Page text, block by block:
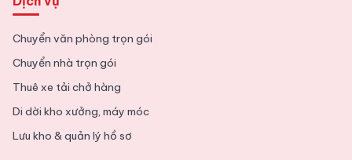
Chuyển văn phòng trọn gói
Chuyển nhà trọn gói
Thuê xe tải chở hàng
Di dời kho xưởng, máy móc
Lưu kho & quản lý hồ sơ